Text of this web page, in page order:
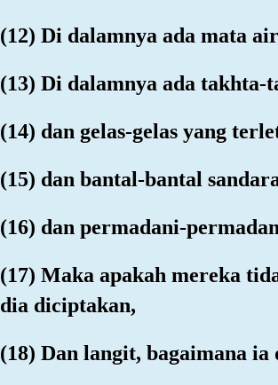
(12) Di dalamnya ada mata
(13) Di dalamnya ada
(14) dan gelas-gelas yang
(15) dan bantal-bantal
(16) dan permadani-
(17) Maka apakah mereka
dia diciptakan,
(18) Dan langit, bagaimana